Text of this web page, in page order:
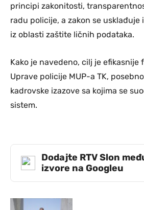
principi zakonitosti,
radu policije, a zakon se usklađuje
iz oblasti zaštite ličnih podataka.
Kako je navedeno, cilj je efikasnije
Uprave policije MUP-a TK,
kadrovske izazove sa kojima se
sistem.
Dodajte RTV Slon
izvore na Googleu